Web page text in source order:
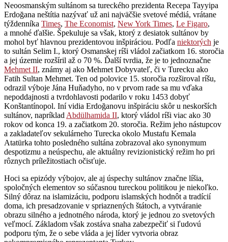
Neoosmanským sultánom sa tureckého prezidenta Recepa Tayyipa
Erdoğana neštítia nazývať už ani najväčšie svetové médiá, vrátane
týždenníka Times, The Economist, New York Times, Le Figaro,
a mnohé ďalšie. Špekuluje sa však, ktorý z desiatok sultánov by
mohol byť hlavnou prezidentovou inšpiráciou. Podľa niektorých je
to sultán Selim I., ktorý Osmanskej ríši vládol začiatkom 16. storočia
a jej územie rozšíril až o 70 %. Ďalší tvrdia, že je to jednoznačne
Mehmet II, známy aj ako Mehmet Dobyvateľ, či v Turecku ako
Fatih Sultan Mehmet. Ten od polovice 15. storočia rozširoval ríšu,
odrazil výboje Jána Huňadyho, no v prvom rade sa mu vďaka
nepoddajnosti a tvrdohlavosti podarilo v roku 1453 dobyť
Konštantínopol. Iní vidia Erdoğanovu inšpiráciu skôr u neskorších
sultánov, napríklad Abdülhamida II, ktorý vládol ríši viac ako 30
rokov od konca 19. a začiatkom 20. storočia. Režim jeho nástupcov
a zakladateľov sekulárneho Turecka okolo Mustafu Kemala
Atatürka tohto posledného sultána zobrazoval ako synonymum
despotizmu a neúspechu, ale aktuálny revizionistický režim ho pri
rôznych príležitostiach očisťuje.
Hoci sa epizódy výbojov, ale aj úspechy sultánov značne líšia,
spoločných elementov so súčasnou tureckou politikou je niekoľko.
Silný dôraz na islamizáciu, podporu islamských hodnôt a tradícií
doma, ich presadzovanie v spriaznených štátoch, a vytváranie
obrazu silného a jednotného národa, ktorý je jednou zo svetových
veľmocí. Základom však zostáva snaha zabezpečiť si ľudovú
podporu tým, že o sebe vláda a jej líder vytvoria obraz